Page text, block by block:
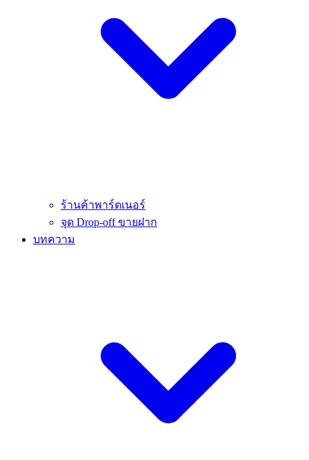
ร้านค้าพาร์ตเนอร์
จุด Drop-off ขายฝาก
บทความ